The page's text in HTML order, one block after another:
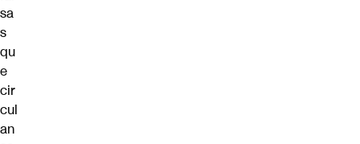
sa
s
qu
e
cir
cul
an